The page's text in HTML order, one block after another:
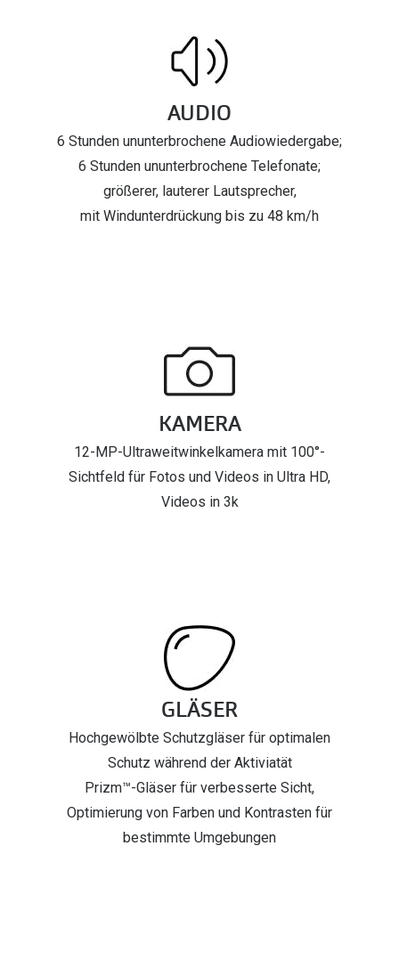
AUDIO
6 Stunden ununterbrochene Audiowiedergabe;
6 Stunden ununterbrochene Telefonate;
größerer, lauterer Lautsprecher,
mit Windunterdrückung bis zu 48 km/h
KAMERA
12-MP-Ultraweitwinkelkamera mit 100°-
Sichtfeld für Fotos und Videos in Ultra HD,
Videos in 3k
GLÄSER
Hochgewölbte Schutzgläser für optimalen
Schutz während der Aktiviatät
Prizm™-Gläser für verbesserte Sicht,
Optimierung von Farben und Kontrasten für
bestimmte Umgebungen